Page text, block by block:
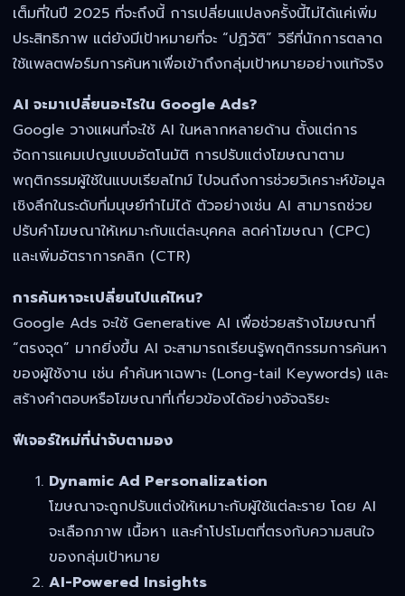
เต็มที่ในปี 2025 ที่จะถึงนี้ การเปลี่ยนแปลงครั้งนี้ไม่ได้แค่เพิ่ม
ประสิทธิภาพ แต่ยังมีเป้าหมายที่จะ “ปฏิวัติ” วิธีที่นักการตลาด
ใช้แพลตฟอร์มการค้นหาเพื่อเข้าถึงกลุ่มเป้าหมายอย่างแท้จริง
AI จะมาเปลี่ยนอะไรใน Google Ads?
Google วางแผนที่จะใช้ AI ในหลากหลายด้าน ตั้งแต่การ
จัดการแคมเปญแบบอัตโนมัติ การปรับแต่งโฆษณาตาม
พฤติกรรมผู้ใช้ในแบบเรียลไทม์ ไปจนถึงการช่วยวิเคราะห์ข้อมูล
เชิงลึกในระดับที่มนุษย์ทำไม่ได้ ตัวอย่างเช่น AI สามารถช่วย
ปรับคำโฆษณาให้เหมาะกับแต่ละบุคคล ลดค่าโฆษณา (CPC)
และเพิ่มอัตราการคลิก (CTR)
การค้นหาจะเปลี่ยนไปแค่ไหน?
Google Ads จะใช้ Generative AI เพื่อช่วยสร้างโฆษณาที่
“ตรงจุด” มากยิ่งขึ้น AI จะสามารถเรียนรู้พฤติกรรมการค้นหา
ของผู้ใช้งาน เช่น คำค้นหาเฉพาะ (Long-tail Keywords) และ
สร้างคำตอบหรือโฆษณาที่เกี่ยวข้องได้อย่างอัจฉริยะ
ฟีเจอร์ใหม่ที่น่าจับตามอง
Dynamic Ad Personalization
โฆษณาจะถูกปรับแต่งให้เหมาะกับผู้ใช้แต่ละราย โดย AI
จะเลือกภาพ เนื้อหา และคำโปรโมตที่ตรงกับความสนใจ
ของกลุ่มเป้าหมาย
AI-Powered Insights